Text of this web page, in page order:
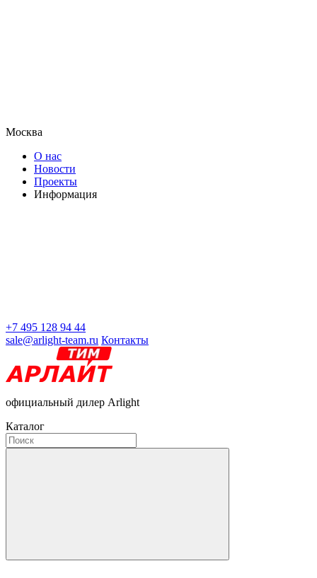
Москва
О нас
Новости
Проекты
Информация
+7 495 128 94 44
sale@arlight-team.ru Контакты
официальный дилер Arlight
Каталог